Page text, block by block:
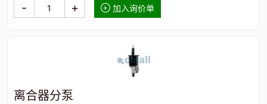
- + 加入询价单
离合器分泵